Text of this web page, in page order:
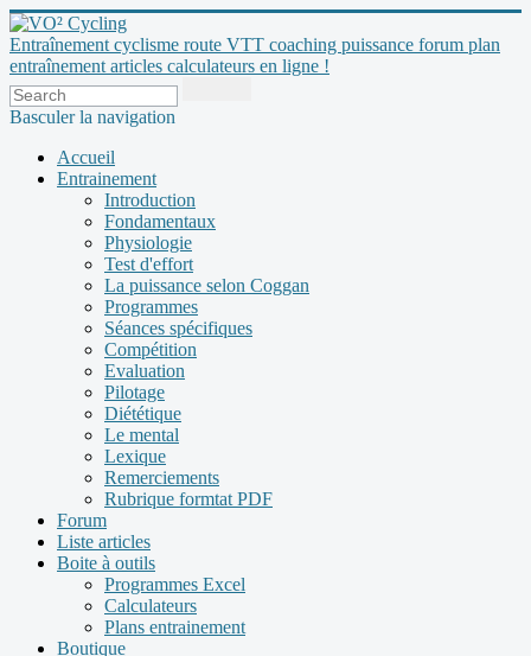
Entraînement cyclisme route VTT coaching puissance forum plan
entraînement articles calculateurs en ligne !
Basculer la navigation
Accueil
Entrainement
Introduction
Fondamentaux
Physiologie
Test d'effort
La puissance selon Coggan
Programmes
Séances spécifiques
Compétition
Evaluation
Pilotage
Diététique
Le mental
Lexique
Remerciements
Rubrique formtat PDF
Forum
Liste articles
Boite à outils
Programmes Excel
Calculateurs
Plans entrainement
Boutique